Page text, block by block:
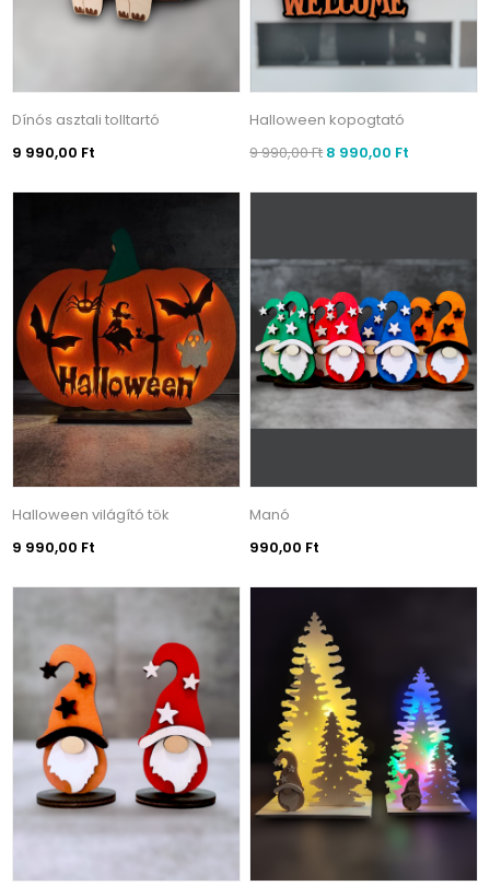
Dínós asztali tolltartó
9 990,00 Ft
Halloween kopogtató
9 990,00 Ft8 990,00 Ft
Halloween világító tök
9 990,00 Ft
Manó
990,00 Ft